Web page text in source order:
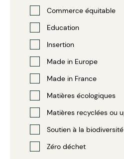
Commerce équitable
Education
Insertion
Made in Europe
Made in France
Matières écologiques
Matières recyclées ou
Soutien à la biodiversité
Zéro déchet